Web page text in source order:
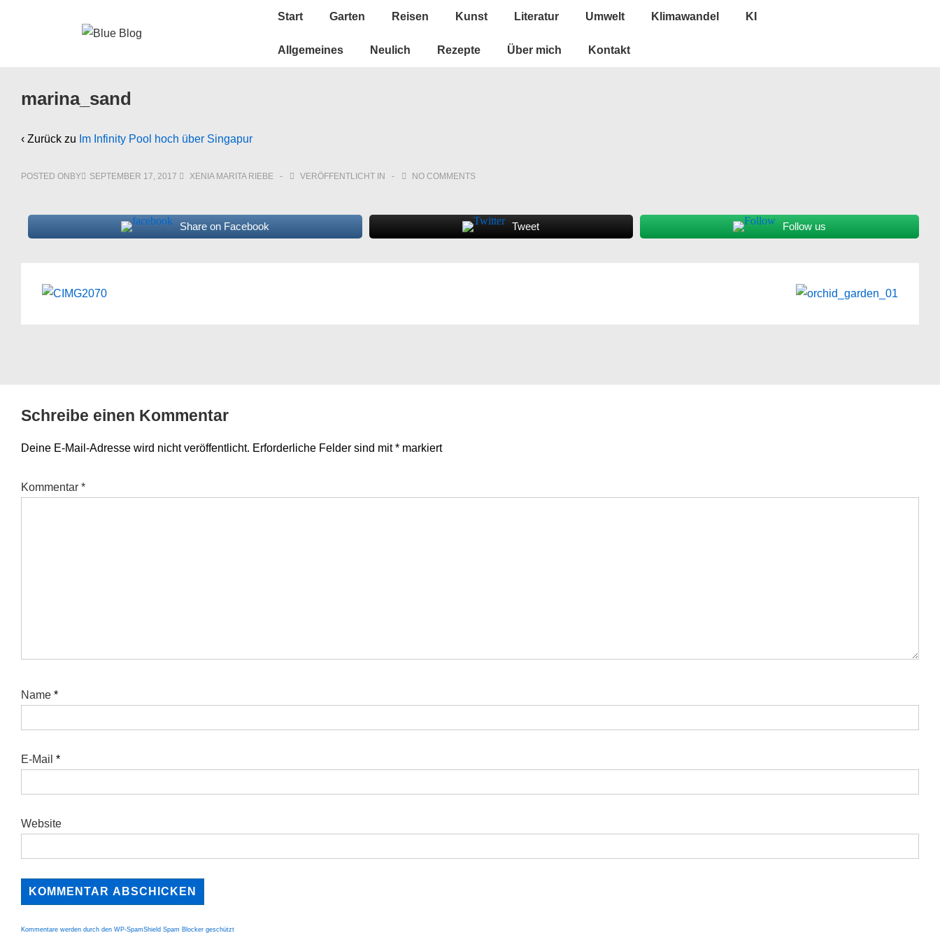
Main
Start Garten Reisen Kunst Literatur Umwelt Klimawandel KI
Allgemeines Neulich Rezepte Über mich Kontakt
marina_sand
‹ Zurück zu Im Infinity Pool hoch über Singapur
POSTED ONBY SEPTEMBER 17, 2017 XENIA MARITA RIEBE VERÖFFENTLICHT IN NO COMMENTS
Share on Facebook Tweet Follow us
Schreibe einen Kommentar
Deine E-Mail-Adresse wird nicht veröffentlicht. Erforderliche Felder sind mit* markiert
Kommentar *
Name *
E-Mail *
Website
Kommentare werden durch den WP-SpamShield Spam Blocker geschützt